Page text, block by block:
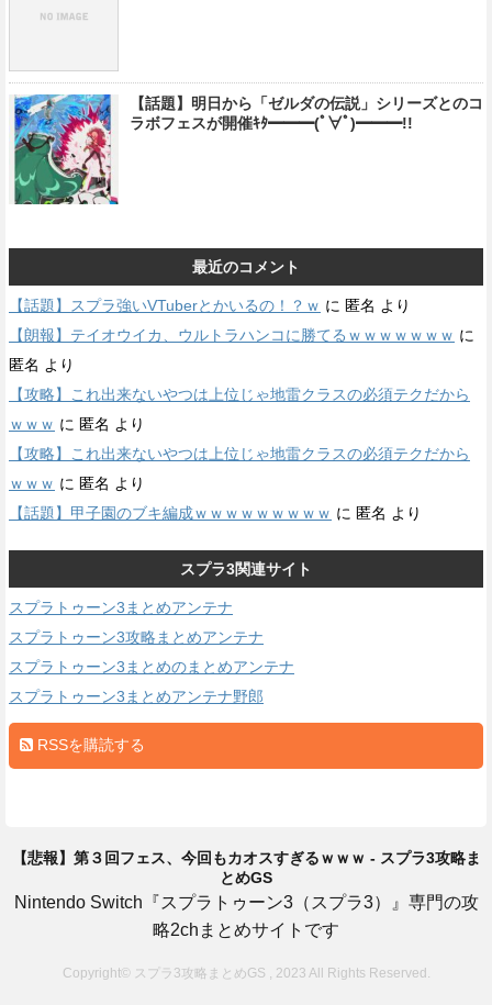
【話題】明日から「ゼルダの伝説」シリーズとのコ
ラボフェスが開催ｷﾀ━━━(ﾟ∀ﾟ)━━━!!
最近のコメント
【話題】スプラ強いVTuberとかいるの！？ｗ に 匿名 より
【朗報】テイオウイカ、ウルトラハンコに勝てるｗｗｗｗｗｗｗ に
匿名 より
【攻略】これ出来ないやつは上位じゃ地雷クラスの必須テクだから
ｗｗｗ に 匿名 より
【攻略】これ出来ないやつは上位じゃ地雷クラスの必須テクだから
ｗｗｗ に 匿名 より
【話題】甲子園のブキ編成ｗｗｗｗｗｗｗｗｗ に 匿名 より
スプラ3関連サイト
スプラトゥーン3まとめアンテナ
スプラトゥーン3攻略まとめアンテナ
スプラトゥーン3まとめのまとめアンテナ
スプラトゥーン3まとめアンテナ野郎
RSSを購読する
【悲報】第３回フェス、今回もカオスすぎるｗｗｗ - スプラ3攻略ま
とめGS
Nintendo Switch『スプラトゥーン3（スプラ3）』専門の攻
略2chまとめサイトです
Copyright© スプラ3攻略まとめGS , 2023 All Rights Reserved.